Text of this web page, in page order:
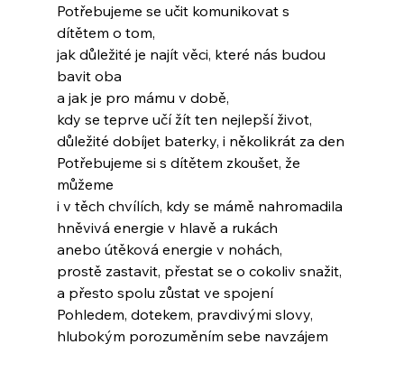
Potřebujeme se učit komunikovat s
dítětem o tom,
jak důležité je najít věci, které nás budou
bavit oba
a jak je pro mámu v době,
kdy se teprve učí žít ten nejlepší život,
důležité dobíjet baterky, i několikrát za den
Potřebujeme si s dítětem zkoušet, že
můžeme
i v těch chvílích, kdy se mámě nahromadila
hněvivá energie v hlavě a rukách
anebo útěková energie v nohách,
prostě zastavit, přestat se o cokoliv snažit,
a přesto spolu zůstat ve spojení
Pohledem, dotekem, pravdivými slovy,
hlubokým porozuměním sebe navzájem